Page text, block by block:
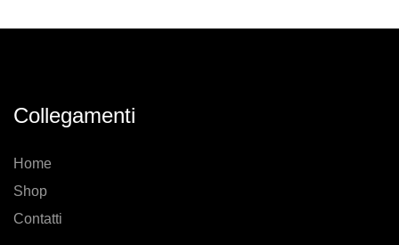
Collegamenti
Home
Shop
Contatti